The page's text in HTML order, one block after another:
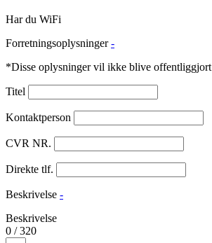
Har du WiFi
Forretningsoplysninger -
*Disse oplysninger vil ikke blive offentliggjort
Titel
Kontaktperson
CVR NR.
Direkte tlf.
Beskrivelse -
Beskrivelse
0 /320